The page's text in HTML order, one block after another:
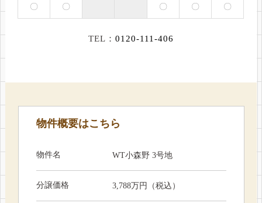
〇 〇 〇 〇 〇
TEL： 0120-111-406
物件概要はこちら
物件名 WT小森野 3号地
分譲価格 3,788万円（税込）